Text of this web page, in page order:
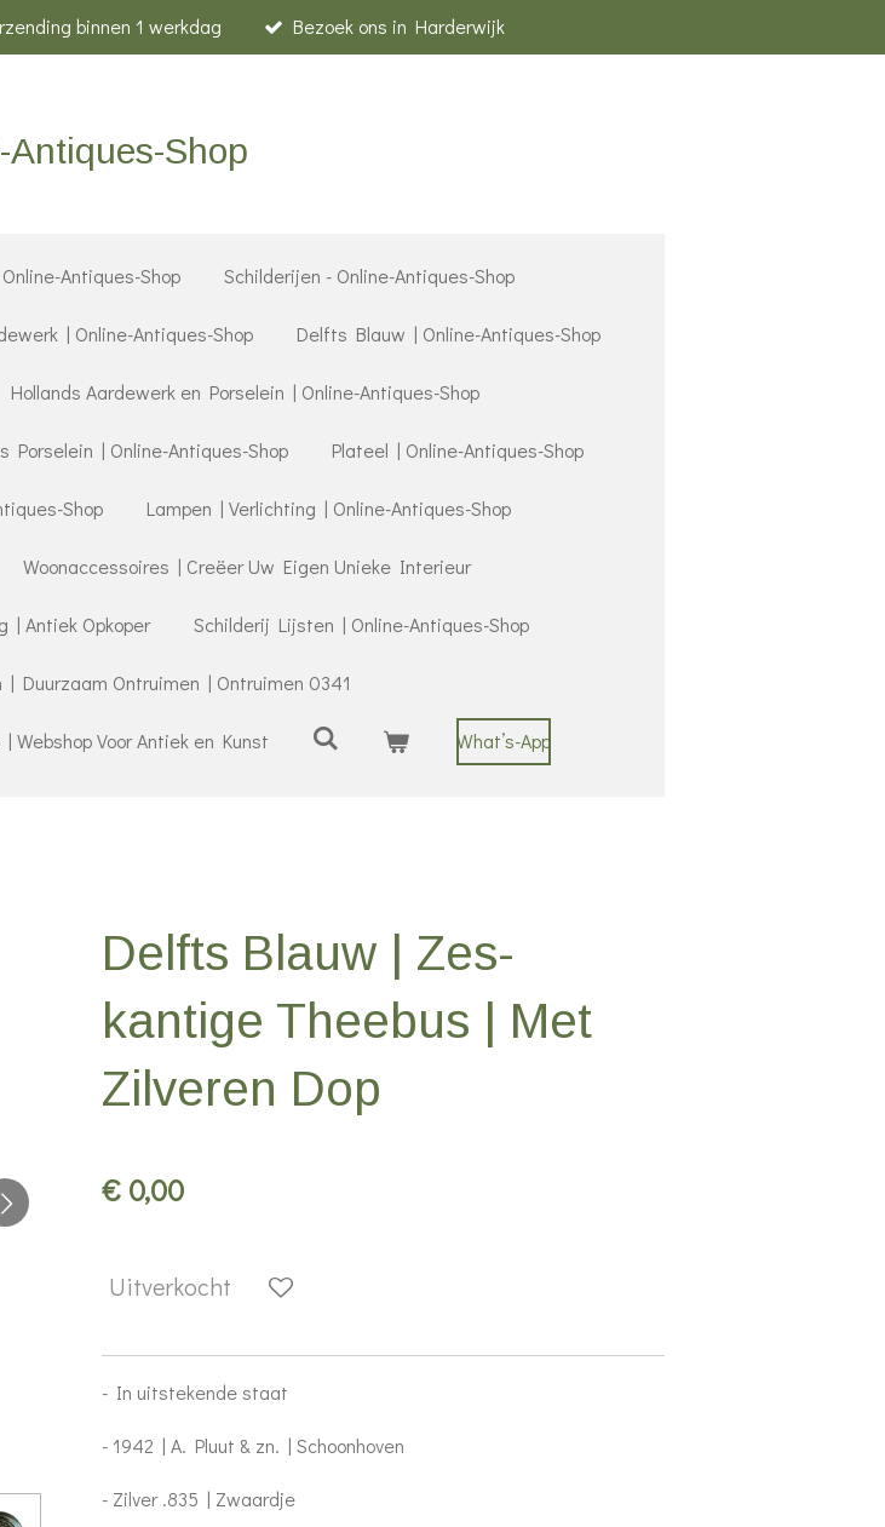
binnen 1 werkdag Bezoek ons in Harderwijk
Antiques-Shop
Antiques-Shop Schilderijen - Online-Antiques-Shop
| Online-Antiques-Shop Delfts Blauw | Online-Antiques-Shop
Hollands Aardewerk en Porselein | Online-Antiques-Shop
Porselein | Online-Antiques-Shop Plateel | Online-Antiques-Shop
Shop Lampen | Verlichting | Online-Antiques-Shop
Woonaccessoires | Creëer Uw Eigen Unieke Interieur
| Antiek Opkoper Schilderij Lijsten | Online-Antiques-Shop
Duurzaam Ontruimen | Ontruimen 0341
Webshop Voor Antiek en Kunst What’s-App
Delfts Blauw | Zes-
kantige Theebus | Met
Zilveren Dop
€ 0,00
Uitverkocht
- In uitstekende staat
- 1942 | A. Pluut & zn. | Schoonhoven
- Zilver .835 | Zwaardje